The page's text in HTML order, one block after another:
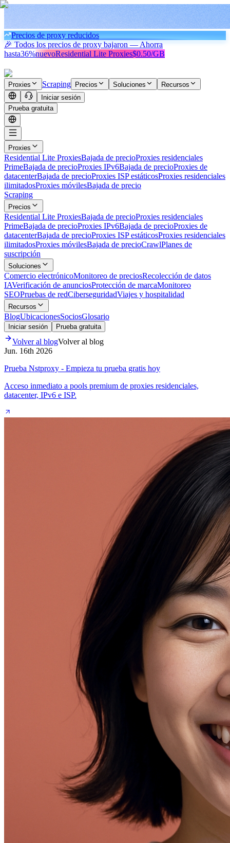
Precios de proxy reducidos
🎉 Todos los precios de proxy bajaron — Ahorra
hasta36%nuevoResidential Lite Proxies$0.50/GB
Proxies Scraping Precios Soluciones
Recursos
Iniciar sesión
Prueba gratuita
Proxies
Residential Lite ProxiesBajada de precioProxies residenciales
PrimeBajada de precioProxies IPv6Bajada de precioProxies de
datacenterBajada de precioProxies ISP estáticosProxies residenciales
ilimitadosProxies móvilesBajada de precio
Scraping
Precios
Residential Lite ProxiesBajada de precioProxies residenciales
PrimeBajada de precioProxies IPv6Bajada de precioProxies de
datacenterBajada de precioProxies ISP estáticosProxies residenciales
ilimitadosProxies móvilesBajada de precioCrawlPlanes de
suscripción
Soluciones
Comercio electrónicoMonitoreo de preciosRecolección de datos
IAVerificación de anunciosProtección de marcaMonitoreo
SEOPruebas de redCiberseguridadViajes y hospitalidad
Recursos
BlogUbicacionesSociosGlosario
Iniciar sesión Prueba gratuita
Volver al blogVolver al blog
Jun. 16th 2026
Prueba Nstproxy - Empieza tu prueba gratis hoy
Acceso inmediato a pools premium de proxies residenciales,
datacenter, IPv6 e ISP.